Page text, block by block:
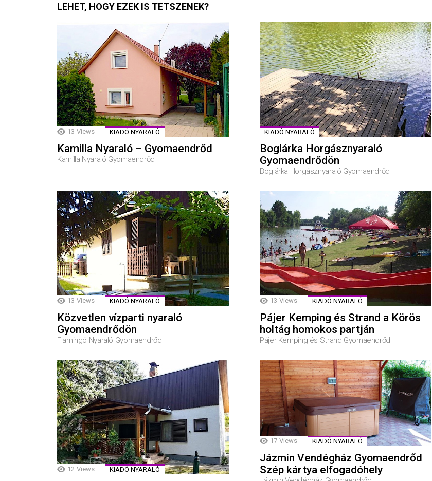
LEHET, HOGY EZEK IS TETSZENEK?
13 Views KIADÓ NYARALÓ
Kamilla Nyaraló – Gyomaendrőd
Kamilla Nyaraló Gyomaendrőd
KIADÓ NYARALÓ
Boglárka Horgásznyaraló
Gyomaendrődön
Boglárka Horgásznyaraló Gyomaendrőd
13 Views KIADÓ NYARALÓ
Közvetlen vízparti nyaraló
Gyomaendrődön
Flamingó Nyaraló Gyomaendrőd
13 Views KIADÓ NYARALÓ
Pájer Kemping és Strand a Körös
holtág homokos partján
Pájer Kemping és Strand Gyomaendrőd
12 Views KIADÓ NYARALÓ
17 Views KIADÓ NYARALÓ
Jázmin Vendégház Gyomaendrőd
Szép kártya elfogadóhely